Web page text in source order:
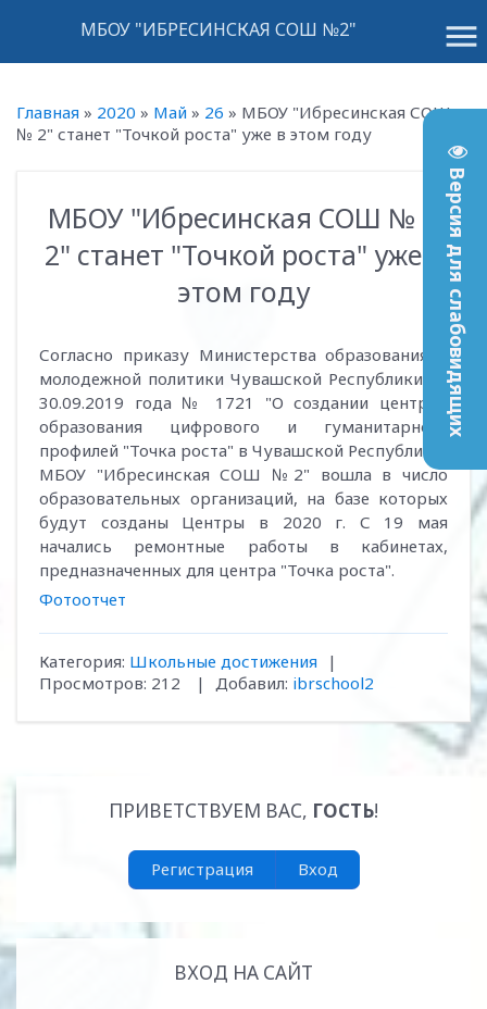
Версия для слабовидящих
menu
МБОУ "ИБРЕСИНСКАЯ СОШ №2"
Главная » 2020 » Май » 26 » МБОУ "Ибресинская СОШ
№ 2" станет "Точкой роста" уже в этом году
МБОУ "Ибресинская СОШ №
2" станет "Точкой роста" уже в
этом году
Согласно приказу Министерства образования и
молодежной политики Чувашской Республики от
30.09.2019 года № 1721 "О создании центров
образования цифрового и гуманитарного
профилей "Точка роста" в Чувашской Республике"
МБОУ "Ибресинская СОШ №2" вошла в число
образовательных организаций, на базе которых
будут созданы Центры в 2020 г. С 19 мая
начались ремонтные работы в кабинетах,
предназначенных для центра "Точка роста".
Фотоотчет
Категория: Школьные достижения
|
Просмотров: 212 | Добавил: ibrschool2
ПРИВЕТСТВУЕМ ВАС, ГОСТЬ!
Регистрация Вход
ВХОД НА САЙТ